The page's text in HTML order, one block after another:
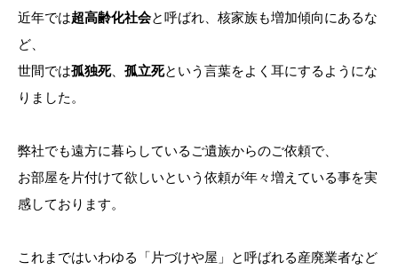
近年では超高齢化社会と呼ばれ、核家族も増加傾向にあるな
ど、
世間では孤独死、 孤立死という言葉をよく耳にするようにな
りました。
弊社でも遠方に暮らしているご遺族からのご依頼で、
お部屋を片付けて欲しいという依頼が年々増えている事を実
感しております。
これまではいわゆる「片づけや屋」と呼ばれる産廃業者など